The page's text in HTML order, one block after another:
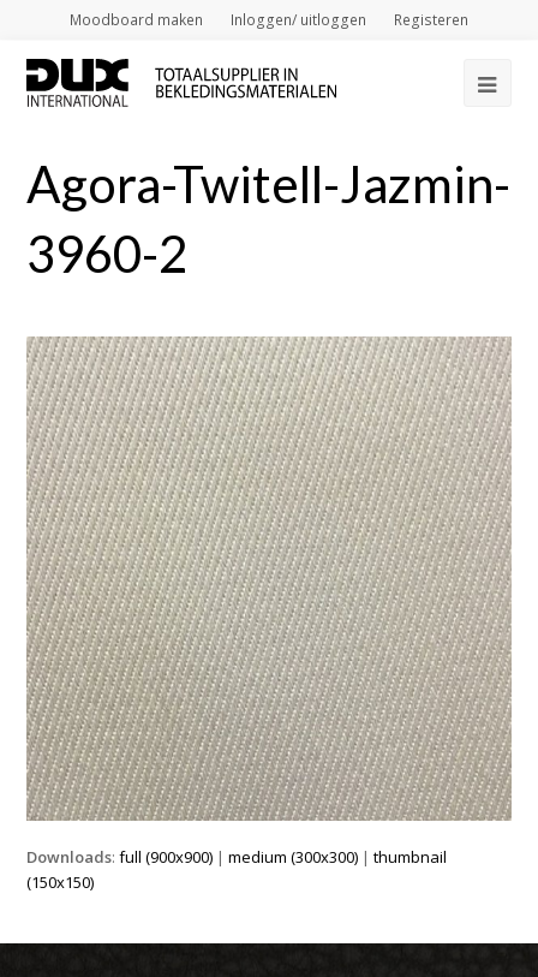
Moodboard maken Inloggen/ uitloggen Registeren
Agora-Twitell-Jazmin-
3960-2
Downloads:full (900x900) |medium (300x300) |thumbnail
(150x150)